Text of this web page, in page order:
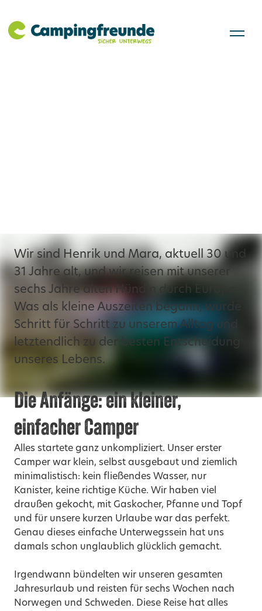
Wir sind Henrik und Mara, aktuell 30 und
31 Jahre alt, und wir reisen mit unserer
sechs Jahre alten Hündin durch Europa.
Was als kleine Auszeiten begann, wurde
Schritt für Schritt zu unserem Alltag und
letztendlich zu der besten Entscheidung
unseres Lebens.
Die Anfänge: ein kleiner,
einfacher Camper
Alles startete ganz unkompliziert. Unser erster
Camper war klein, selbst ausgebaut und ziemlich
minimalistisch: kein fließendes Wasser, nur
Kanister, keine richtige Küche. Wir haben viel
draußen gekocht, mit Gaskocher, Pfanne und Topf
und für unsere kurzen Urlaube war das perfekt.
Genau dieses einfache Unterwegssein hat uns
damals schon unglaublich glücklich gemacht.
Irgendwann bündelten wir unseren gesamten
Jahresurlaub und reisten für sechs Wochen nach
Norwegen und Schweden. Diese Reise hat alles